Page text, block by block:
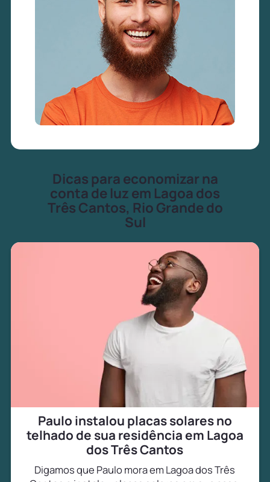
Dicas para economizar na
conta de luz em Lagoa dos
Três Cantos, Rio Grande do
Sul
Paulo instalou placas solares no
telhado de sua residência em Lagoa
dos Três Cantos
Digamos que Paulo mora em Lagoa dos Três